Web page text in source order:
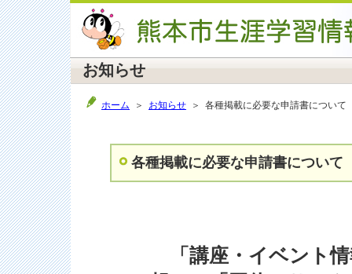
お知らせ
ホーム ＞ お知らせ ＞ 各種掲載に必要な申請書について
各種掲載に必要な申請書について
「講座・イベント情